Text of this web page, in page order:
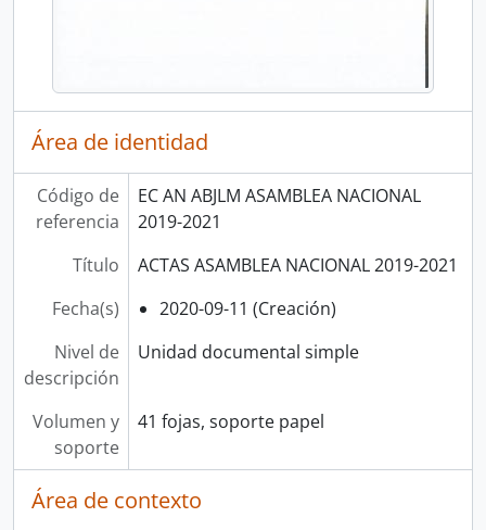
Área de identidad
Código de
referencia
EC AN ABJLM ASAMBLEA NACIONAL
2019-2021
Título
ACTAS ASAMBLEA NACIONAL 2019-2021
Fecha(s)
2020-09-11 (Creación)
Nivel de
descripción
Unidad documental simple
Volumen y
soporte
41 fojas, soporte papel
Área de contexto